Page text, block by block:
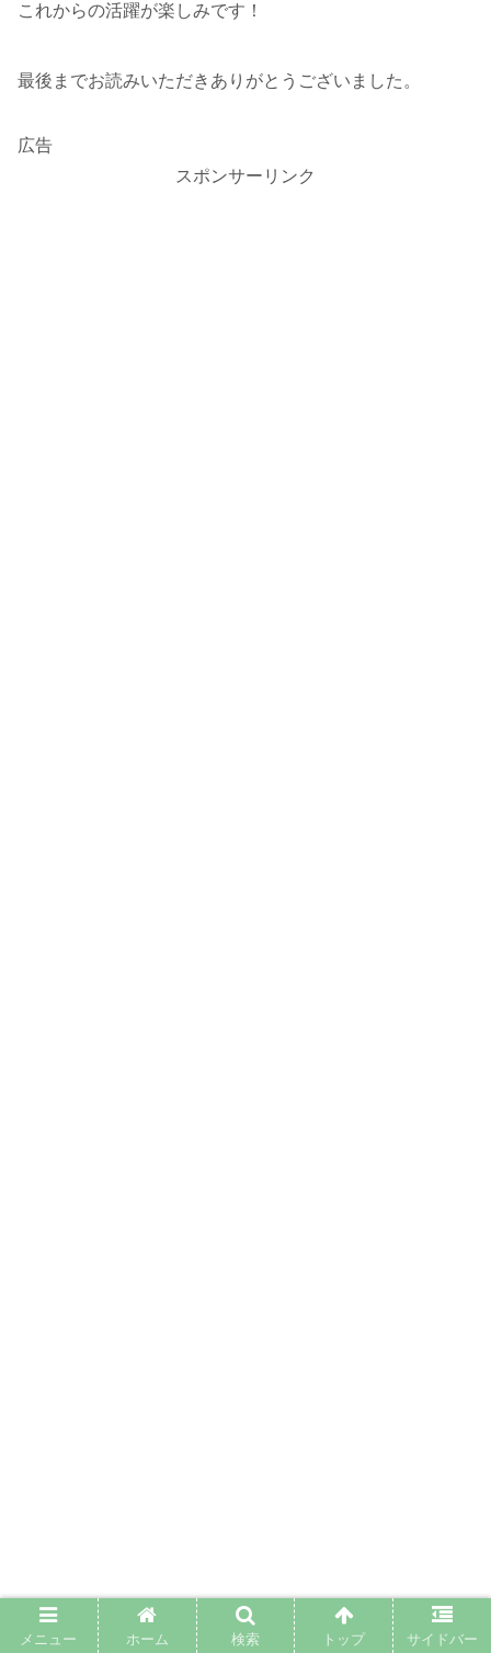
これからの活躍が楽しみです！
最後までお読みいただきありがとうございました。
広告
スポンサーリンク
メニュー ホーム 検索 トップ サイドバー